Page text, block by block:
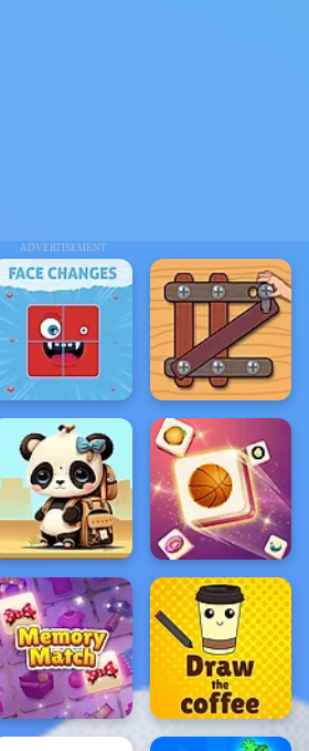
ADVERTISEMENT